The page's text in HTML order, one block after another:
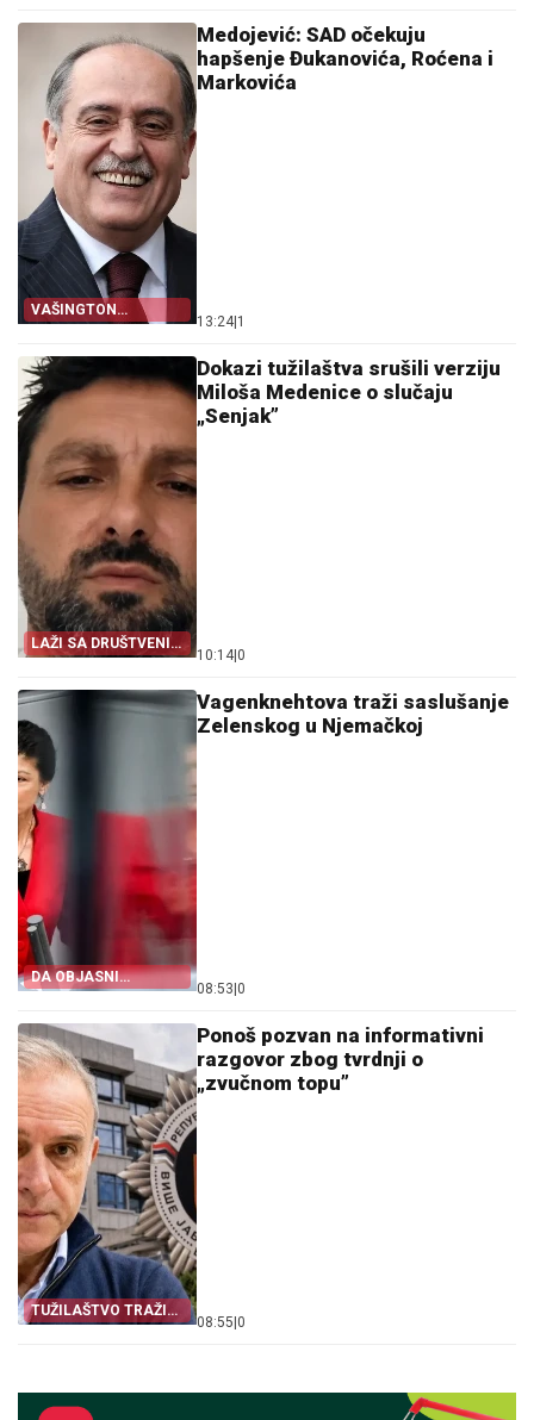
VAŠINGTON
NEZADOVOLJAN
Medojević: SAD očekuju
hapšenje Đukanovića, Roćena i
Markovića
13:24 1
LAŽI SA DRUŠTVENIH
MREŽA
Dokazi tužilaštva srušili verziju
Miloša Medenice o slučaju
„Senjak”
10:14 0
DA OBJASNI
EKSPLOZIJE
Vagenknehtova traži saslušanje
Zelenskog u Njemačkoj
08:53 0
TUŽILAŠTVO TRAŽI
ODGOVORE
Ponoš pozvan na informativni
razgovor zbog tvrdnji o
„zvučnom topu”
08:55 0